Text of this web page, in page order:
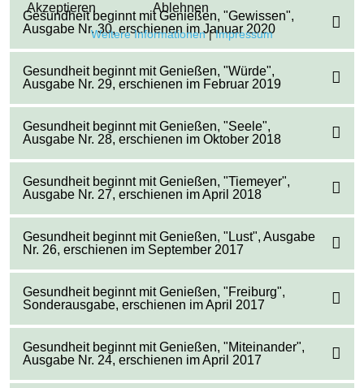
Gesundheit beginnt mit Genießen, "Gewissen",
Ausgabe Nr. 30, erschienen im Januar 2020
Gesundheit beginnt mit Genießen, "Würde",
Ausgabe Nr. 29, erschienen im Februar 2019
Gesundheit beginnt mit Genießen, "Seele",
Ausgabe Nr. 28, erschienen im Oktober 2018
Gesundheit beginnt mit Genießen, "Tiemeyer",
Ausgabe Nr. 27, erschienen im April 2018
Gesundheit beginnt mit Genießen, "Lust", Ausgabe
Nr. 26, erschienen im September 2017
Gesundheit beginnt mit Genießen, "Freiburg",
Sonderausgabe, erschienen im April 2017
Gesundheit beginnt mit Genießen, "Miteinander",
Ausgabe Nr. 24, erschienen im April 2017
Akzeptieren Ablehnen
Weitere Informationen|Impressum